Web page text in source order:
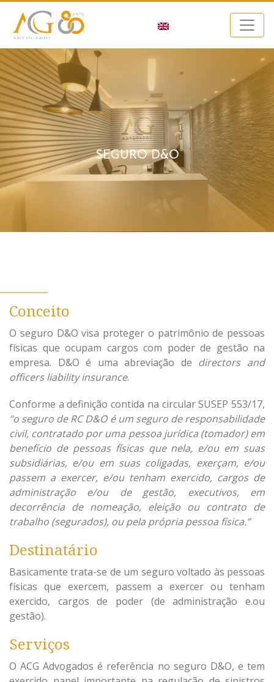
SEGURO D&O
Conceito
O seguro D&O visa proteger o patrimônio de pessoas
físicas que ocupam cargos com poder de gestão na
empresa. D&O é uma abreviação de directors and
officers liability insurance.
Conforme a definição contida na circular SUSEP 553/17,
“o seguro de RC D&O é um seguro de responsabilidade
civil, contratado por uma pessoa jurídica (tomador) em
benefício de pessoas físicas que nela, e/ou em suas
subsidiárias, e/ou em suas coligadas, exerçam, e/ou
passem a exercer, e/ou tenham exercido, cargos de
administração e/ou de gestão, executivos, em
decorrência de nomeação, eleição ou contrato de
trabalho (segurados), ou pela própria pessoa física.”
Destinatário
Basicamente trata-se de um seguro voltado às pessoas
físicas que exercem, passem a exercer ou tenham
exercido, cargos de poder (de administração e.ou
gestão).
Serviços
O ACG Advogados é referência no seguro D&O, e tem